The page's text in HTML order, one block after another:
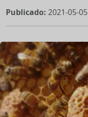
Publicado: 2021-05-05